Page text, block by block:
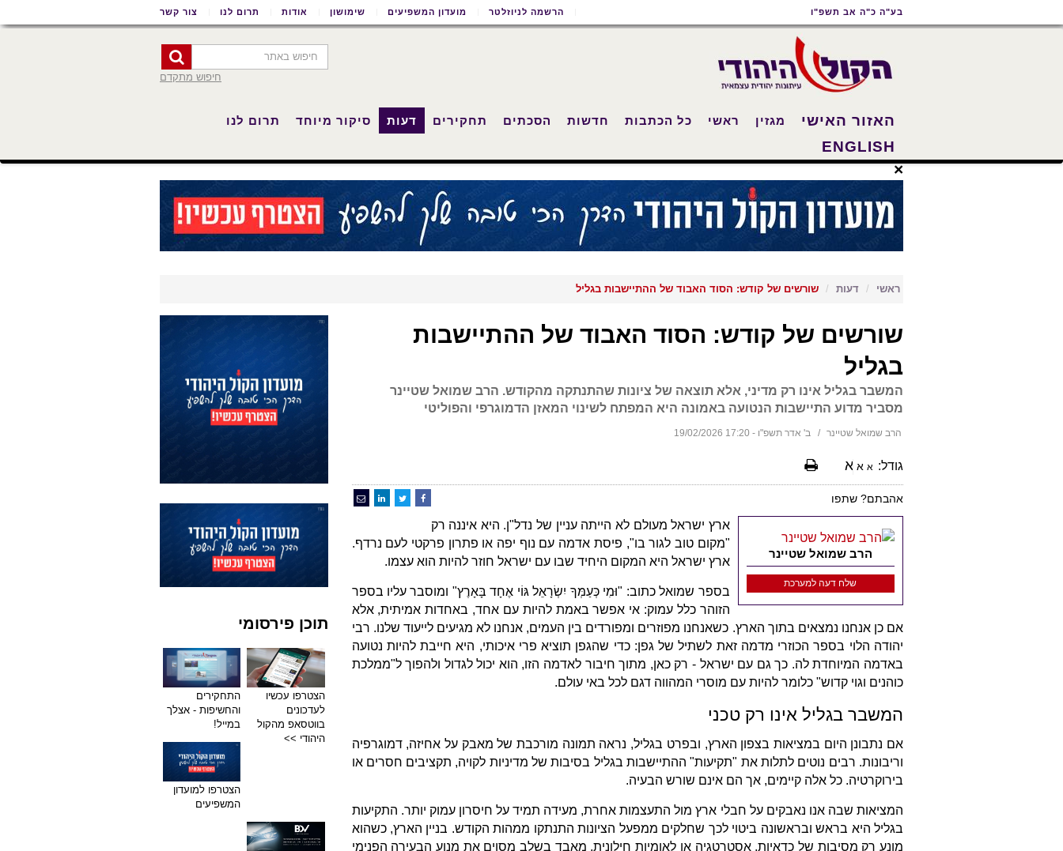
נגישות
ראשי
ראשי
בע"ה כ"ה אב תשפ"ו הרשמה לניוזלטר מועדון המשפיעים שימושון אודות תרום לנו צור קשר
חיפוש מתקדם
האזור האישי מגזין ראשי כל הכתבות חדשות הסכתים תחקירים דעות סיקור מיוחד תרום לנו
ENGLISH
×
ראשי דעות שורשים של קודש: הסוד האבוד של ההתיישבות בגליל
שורשים של קודש: הסוד האבוד של ההתיישבות
בגליל
המשבר בגליל אינו רק מדיני, אלא תוצאה של ציונות שהתנתקה מהקודש. הרב שמואל שטיינר
מסביר מדוע התיישבות הנטועה באמונה היא המפתח לשינוי המאזן הדמוגרפי והפוליטי
הרב שמואל שטיינר ב' אדר תשפ"ו - 17:20 19/02/2026
גודל: א א א
אהבתם? שתפו
הרב שמואל שטיינר
שלח דעה למערכת
ארץ ישראל מעולם לא הייתה עניין של נדל"ן. היא איננה רק
"מקום טוב לגור בו", פיסת אדמה עם נוף יפה או פתרון פרקטי לעם נרדף.
ארץ ישראל היא המקום היחיד שבו עם ישראל חוזר להיות הוא עצמו.
בספר שמואל כתוב: "וּמִי כְּעַמְּךָ יִשְׂרָאֵל גּוֹי אֶחָד בָּאָרֶץ" ומוסבר עליו בספר
הזוהר כלל עמוק: אי אפשר באמת להיות עם אחד, באחדות אמיתית, אלא
אם כן אנחנו נמצאים בתוך הארץ. כשאנחנו מפוזרים ומפורדים בין העמים, אנחנו לא מגיעים לייעוד שלנו. רבי
יהודה הלוי בספר הכוזרי מדמה זאת לשתיל של גפן: כדי שהגפן תוציא פרי איכותי, היא חייבת להיות נטועה
באדמה המיוחדת לה. כך גם עם ישראל - רק כאן, מתוך חיבור לאדמה הזו, הוא יכול לגדול ולהפוך ל"ממלכת
כוהנים וגוי קדוש" כלומר להיות עם מוסרי המהווה דגם לכל באי עולם.
המשבר בגליל אינו רק טכני
אם נתבונן היום במציאות בצפון הארץ, ובפרט בגליל, נראה תמונה מורכבת של מאבק על אחיזה, דמוגרפיה
וריבונות. רבים נוטים לתלות את "תקיעות" ההתיישבות בגליל בסיבות של מדיניות לקויה, תקציבים חסרים או
בירוקרטיה. כל אלה קיימים, אך הם אינם שורש הבעיה.
המציאות שבה אנו נאבקים על חבלי ארץ מול התעצמות אחרת, מעידה תמיד על חיסרון עמוק יותר. התקיעות
בגליל היא בראש ובראשונה ביטוי לכך שחלקים ממפעל הציונות התנתקו ממהות הקודש. בניין הארץ, כשהוא
מונע רק מסיבות של כדאיות, אסטרטגיה או לאומיות חילונית, מאבד בשלב מסוים את מנוע הבעירה הפנימי
תוכן פירסומי
הצטרפו עכשיו
לעדכונים
בווטסאפ מהקול
היהודי >>
התחקירים
והחשיפות - אצלך
במייל!
הצטרפו למועדון
המשפיעים